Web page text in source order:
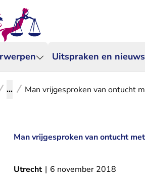
Uitspraken en nieuws
... Man vrijgesproken van ontucht
Man vrijgesproken van ontucht
Utrecht | 6 november 2018